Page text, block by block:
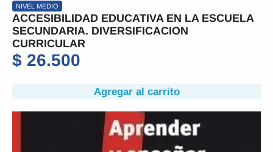
NIVEL MEDIO
ACCESIBILIDAD EDUCATIVA EN LA ESCUELA
SECUNDARIA. DIVERSIFICACION
CURRICULAR
$ 26.500
Agregar al carrito